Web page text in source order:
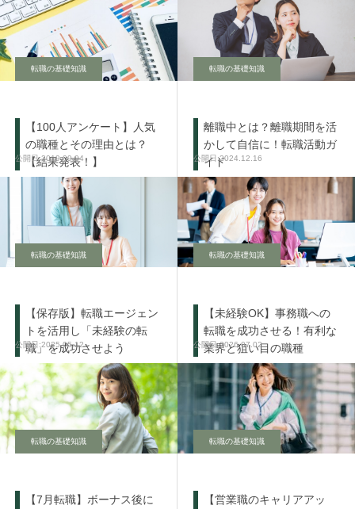
転職の基礎知識
【100人アンケート】人気
の職種とその理由とは？
【結果発表！】
2019.09.04
転職の基礎知識
離職中とは？離職期間を活
かして自信に！転職活動ガ
イド2024.12.16
転職の基礎知識
【保存版】転職エージェン
トを活用し「未経験の転
職」を成功させよう
2025.05.12
転職の基礎知識
【未経験OK】事務職への
転職を成功させる！有利な
業界と狙い目の職種
2026.07.02
転職の基礎知識
【7月転職】ボーナス後に
転職の基礎知識
【営業職のキャリアアッ